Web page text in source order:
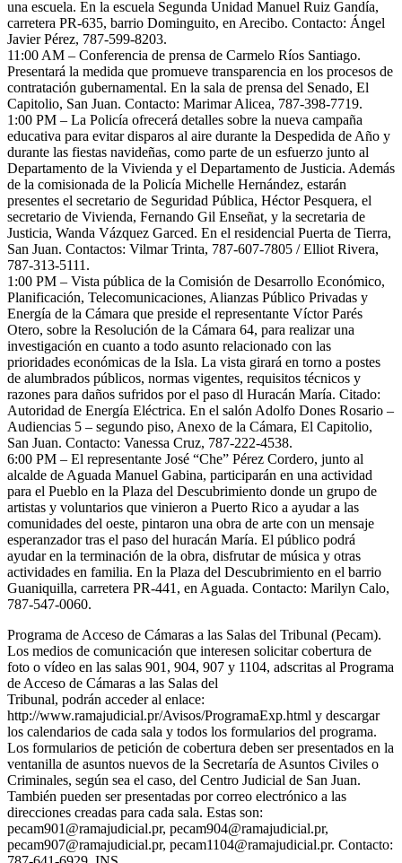
una escuela. En la escuela Segunda Unidad Manuel Ruiz Gandía,
carretera PR-635, barrio Dominguito, en Arecibo. Contacto: Ángel
Javier Pérez, 787-599-8203.
11:00 AM – Conferencia de prensa de Carmelo Ríos Santiago.
Presentará la medida que promueve transparencia en los procesos de
contratación gubernamental. En la sala de prensa del Senado, El
Capitolio, San Juan. Contacto: Marimar Alicea, 787-398-7719.
1:00 PM – La Policía ofrecerá detalles sobre la nueva campaña
educativa para evitar disparos al aire durante la Despedida de Año y
durante las fiestas navideñas, como parte de un esfuerzo junto al
Departamento de la Vivienda y el Departamento de Justicia. Además
de la comisionada de la Policía Michelle Hernández, estarán
presentes el secretario de Seguridad Pública, Héctor Pesquera, el
secretario de Vivienda, Fernando Gil Enseñat, y la secretaria de
Justicia, Wanda Vázquez Garced. En el residencial Puerta de Tierra,
San Juan. Contactos: Vilmar Trinta, 787-607-7805 / Elliot Rivera,
787-313-5111.
1:00 PM – Vista pública de la Comisión de Desarrollo Económico,
Planificación, Telecomunicaciones, Alianzas Público Privadas y
Energía de la Cámara que preside el representante Víctor Parés
Otero, sobre la Resolución de la Cámara 64, para realizar una
investigación en cuanto a todo asunto relacionado con las
prioridades económicas de la Isla. La vista girará en torno a postes
de alumbrados públicos, normas vigentes, requisitos técnicos y
razones para daños sufridos por el paso dl Huracán María. Citado:
Autoridad de Energía Eléctrica. En el salón Adolfo Dones Rosario –
Audiencias 5 – segundo piso, Anexo de la Cámara, El Capitolio,
San Juan. Contacto: Vanessa Cruz, 787-222-4538.
6:00 PM – El representante José “Che” Pérez Cordero, junto al
alcalde de Aguada Manuel Gabina, participarán en una actividad
para el Pueblo en la Plaza del Descubrimiento donde un grupo de
artistas y voluntarios que vinieron a Puerto Rico a ayudar a las
comunidades del oeste, pintaron una obra de arte con un mensaje
esperanzador tras el paso del huracán María. El público podrá
ayudar en la terminación de la obra, disfrutar de música y otras
actividades en familia. En la Plaza del Descubrimiento en el barrio
Guaniquilla, carretera PR-441, en Aguada. Contacto: Marilyn Calo,
787-547-0060.
Programa de Acceso de Cámaras a las Salas del Tribunal (Pecam).
Los medios de comunicación que interesen solicitar cobertura de
foto o vídeo en las salas 901, 904, 907 y 1104, adscritas al Programa
de Acceso de Cámaras a las Salas del
Tribunal, podrán acceder al enlace:
http://www.ramajudicial.pr/Avisos/ProgramaExp.html y descargar
los calendarios de cada sala y todos los formularios del programa.
Los formularios de petición de cobertura deben ser presentados en la
ventanilla de asuntos nuevos de la Secretaría de Asuntos Civiles o
Criminales, según sea el caso, del Centro Judicial de San Juan.
También pueden ser presentadas por correo electrónico a las
direcciones creadas para cada sala. Estas son:
pecam901@ramajudicial.pr, pecam904@ramajudicial.pr,
pecam907@ramajudicial.pr, pecam1104@ramajudicial.pr. Contacto: